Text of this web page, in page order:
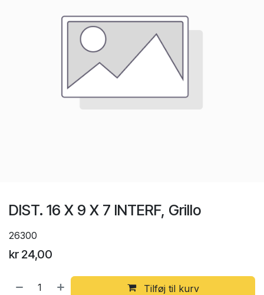
DIST. 16 X 9 X 7 INTERF, Grillo
26300
kr 24,00
Tilføj til kurv